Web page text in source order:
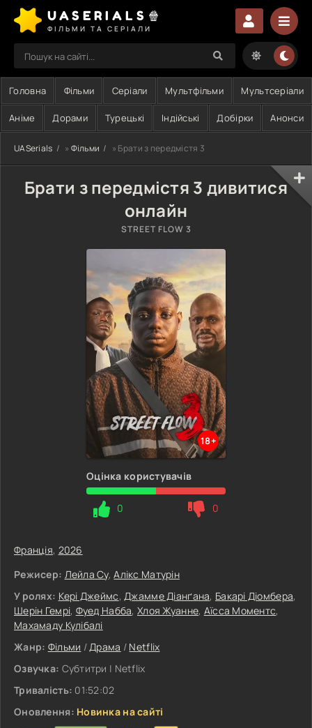
UASERIALS🍿
ФІЛЬМИ ТА СЕРІАЛИ
Головна Фільми Серіали Мультфільми Мультсеріали
Аніме Дорами Турецькі Індійські Добірки Анонси
UASerials » Фільми » Брати з передмістя 3
Брати з передмістя 3 дивитися
онлайн
STREET FLOW 3
18+
Оцінка користувачів
0 0
Франція, 2026
Режисер: Лейла Су,Алікс Матурін
У ролях: Кері Джеймс,Джамме Діанґана, Бакарі Діомбера,
Шерін Гемрі, Фуед Набба,Хлоя Жуанне, Аїсса Моментс,
Махамаду Кулібалі
Жанр: Фільми /Драма / Netflix
Озвучка: Субтитри | Netflix
Тривалість: 01:52:02
Оновлення: Новинка на сайті